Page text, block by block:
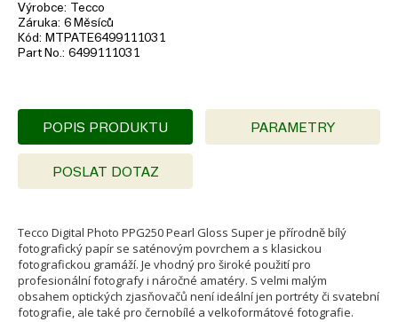
Výrobce Tecco
Záruka 6 Měsíců
Kód
MTPATE6499111031
Part No. 6499111031
POPIS PRODUKTU PARAMETRY
POSLAT DOTAZ
Tecco Digital Photo PPG250 Pearl Gloss Super je přírodně bílý
fotografický papír se saténovým povrchem a s klasickou
fotografickou gramáží. Je vhodný pro široké použití pro
profesionální fotografy i náročné amatéry. S velmi malým
obsahem optických zjasňovačů není ideální jen portréty či svatební
fotografie, ale také pro černobílé a velkoformátové fotografie.